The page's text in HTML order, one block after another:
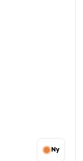
Ny